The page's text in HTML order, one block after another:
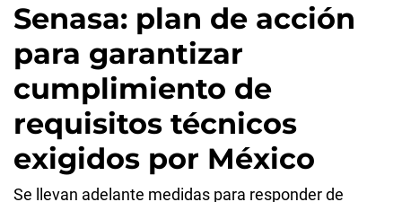
Senasa: plan de acción
para garantizar
cumplimiento de
requisitos técnicos
exigidos por México
Se llevan adelante medidas para responder de